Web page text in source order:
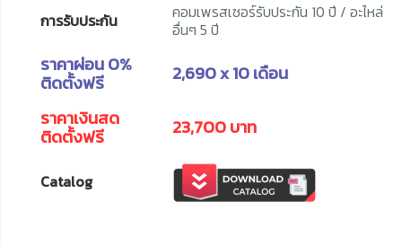
การรับประกัน
คอมเพรสเซอร์รับประกัน 10 ปี / อะไหล่
อื่นๆ 5 ปี
ราคาผ่อน 0%
ติดตั้งฟรี
2,690 x 10 เดือน
ราคาเงินสด
ติดตั้งฟรี 23,700 บาท
Catalog